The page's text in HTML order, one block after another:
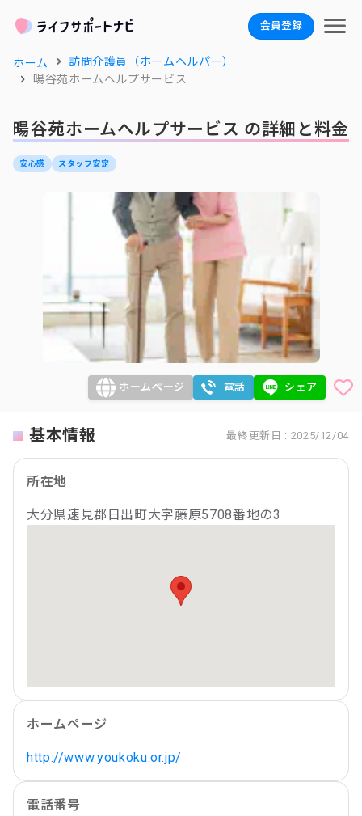
会員登録
ホーム
訪問介護員（ホームヘルパー）
暘谷苑ホームヘルプサービス
暘谷苑ホームヘルプサービス の詳細と料金
安心感 スタッフ安定
ホームページ 電話 シェア
基本情報 最終更新日 : 2025/12/04
所在地
大分県速見郡日出町大字藤原5708番地の3
ホームページ
http://www.youkoku.or.jp/
電話番号